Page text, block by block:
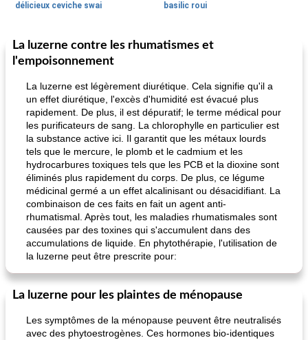
délicieux ceviche swai basilic roui
65 min
Déjeuner / Snacks
pois chiches rôtis aux épices amandes au cheddar rôti
La luzerne contre les rhumatismes et
l'empoisonnement
La luzerne est légèrement diurétique. Cela signifie qu'il a
un effet diurétique, l'excès d'humidité est évacué plus
rapidement. De plus, il est dépuratif; le terme médical pour
les purificateurs de sang. La chlorophylle en particulier est
la substance active ici. Il garantit que les métaux lourds
tels que le mercure, le plomb et le cadmium et les
hydrocarbures toxiques tels que les PCB et la dioxine sont
éliminés plus rapidement du corps. De plus, ce légume
médicinal germé a un effet alcalinisant ou désacidifiant. La
combinaison de ces faits en fait un agent anti-
rhumatismal. Après tout, les maladies rhumatismales sont
causées par des toxines qui s'accumulent dans des
accumulations de liquide. En phytothérapie, l'utilisation de
la luzerne peut être prescrite pour:
La luzerne pour les plaintes de ménopause
Les symptômes de la ménopause peuvent être neutralisés
avec des phytoestrogènes. Ces hormones bio-identiques